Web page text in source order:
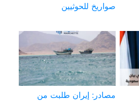
صواريخ للحوثيين
مصادر: إيران طلبت من